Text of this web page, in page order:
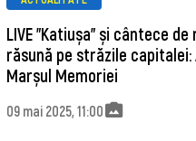
LIVE ”Katiușa” și cântece de
răsună pe străzile capitalei:
Marșul Memoriei
09 mai 2025, 11:00